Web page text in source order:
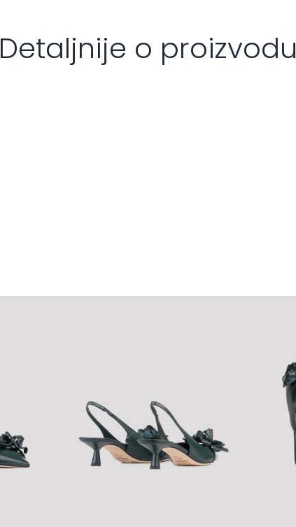
Detaljnije o proizvodu